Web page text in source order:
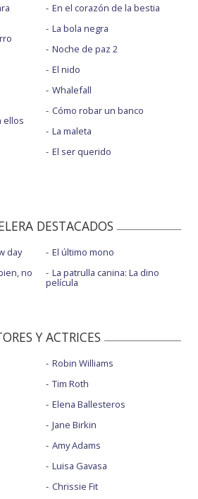
ellos
En el corazón de la bestia
La bola negra
Noche de paz 2
El nido
Whalefall
Cómo robar un banco
La maleta
El ser querido
DESTACADOS
day
no
El último mono
La patrulla canina: La dino
película
Y ACTRICES
Robin Williams
Tim Roth
Elena Ballesteros
Jane Birkin
Amy Adams
Luisa Gavasa
Chrissie Fit